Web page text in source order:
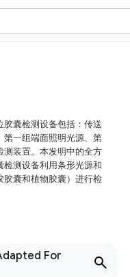
囊检测设备包括：传送
第一组端面照明光源、第
测装置。本发明中的全方
测设备利用条形光源和
胶囊和植物胶囊）进行检
For